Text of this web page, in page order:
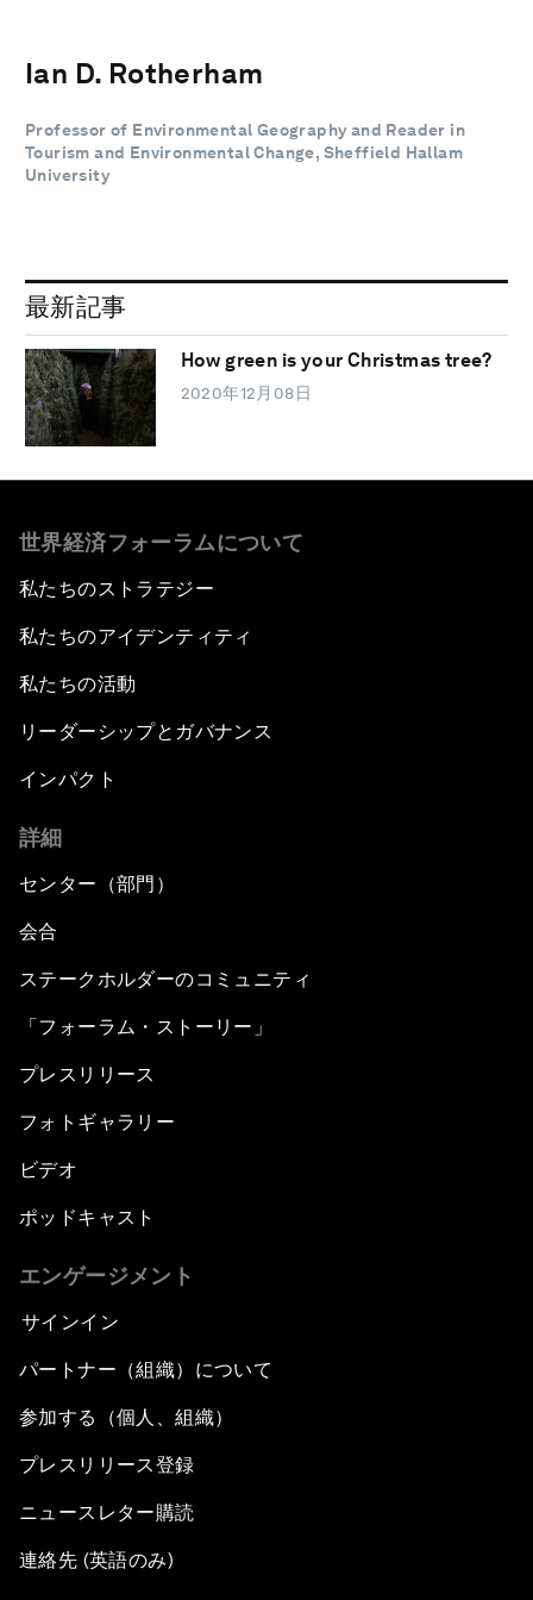
Ian D. Rotherham
Professor of Environmental Geography and Reader in
Tourism and Environmental Change, Sheffield Hallam
University
最新記事
How green is your Christmas tree?
2020年12月08日
世界経済フォーラムについて
私たちのストラテジー
私たちのアイデンティティ
私たちの活動
リーダーシップとガバナンス
インパクト
詳細
センター（部門）
会合
ステークホルダーのコミュニティ
「フォーラム・ストーリー」
プレスリリース
フォトギャラリー
ビデオ
ポッドキャスト
エンゲージメント
サインイン
パートナー（組織）について
参加する（個人、組織）
プレスリリース登録
ニュースレター購読
連絡先 (英語のみ)